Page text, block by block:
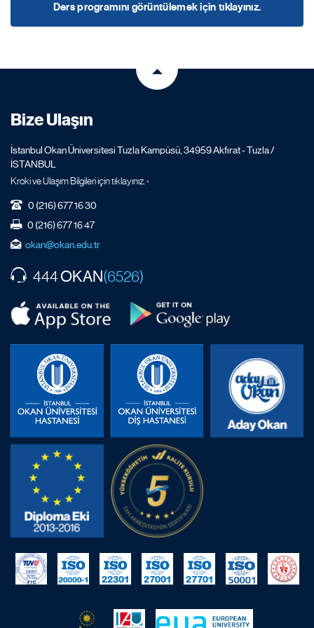
Ders programını görüntülemek için tıklayınız.
Bize Ulaşın
İstanbul Okan Üniversitesi Tuzla Kampüsü, 34959 Akfırat - Tuzla /
İSTANBUL
Kroki ve Ulaşım Bilgileri için tıklayınız. ›
0 (216) 677 16 30
0 (216) 677 16 47
okan@okan.edu.tr
444OKAN(6526)